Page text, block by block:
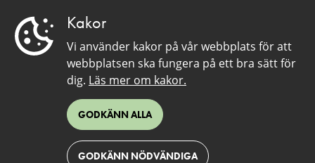
Kakor
Vi använder kakor på vår webbplats för att
webbplatsen ska fungera på ett bra sätt för
dig. Läs mer om kakor.
GODKÄNN ALLA
GODKÄNN NÖDVÄNDIGA